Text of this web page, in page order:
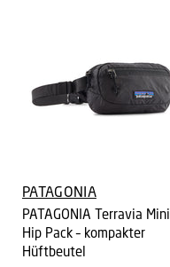
PATAGONIA
PATAGONIA Terravia Mini
Hip Pack – kompakter
Hüftbeutel